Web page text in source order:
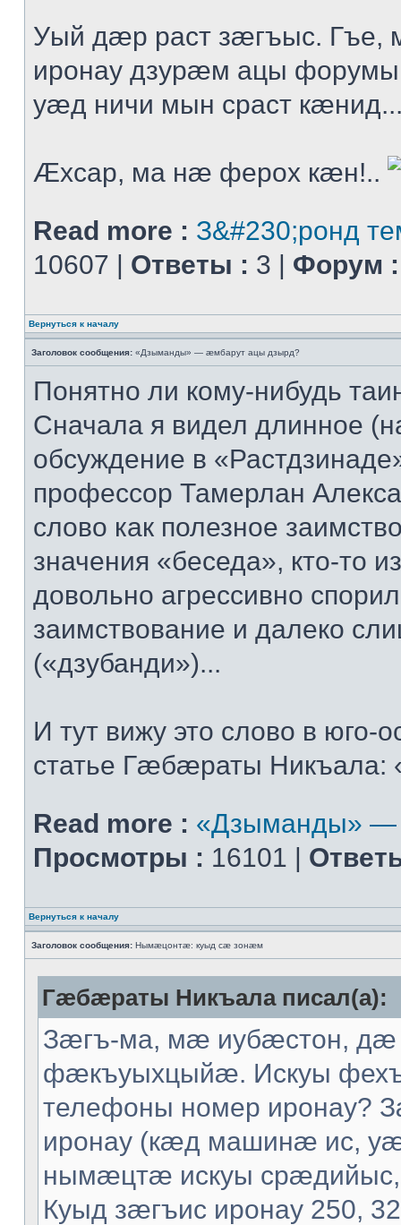
Уый дæр раст зæгъыс.
иронау дзурæм ацы
уæд ничи мын сраст
Æхсар, ма нæ ферох кæн!..
Read more : З&#230;ронд
10607 | Ответы : 3 | Форум :
Вернуться к началу
Заголовок сообщения: «Дзыманды» — æмбарут ацы дзырд?
Понятно ли кому-нибудь
Сначала я видел длинное
обсуждение в
профессор Тамерлан
слово как полезное
значения «беседа», кто-то
довольно агрессивно
заимствование и далеко
(«дзубанди»)...
И тут вижу это слово в юго-
статье Гæбæраты
Read more : «Дзыманды» —
Просмотры : 16101 |
Вернуться к началу
Заголовок сообщения: Нымæцонтæ: куыд сæ зонæм
Гæбæраты Никъала писал(а):
Зæгъ-ма, мæ иубæстон,
фæкъуыхцыйæ. Искуы
телефоны номер
иронау (кæд машинæ ис,
нымæцтæ искуы
Куыд зæгъис иронау 250,